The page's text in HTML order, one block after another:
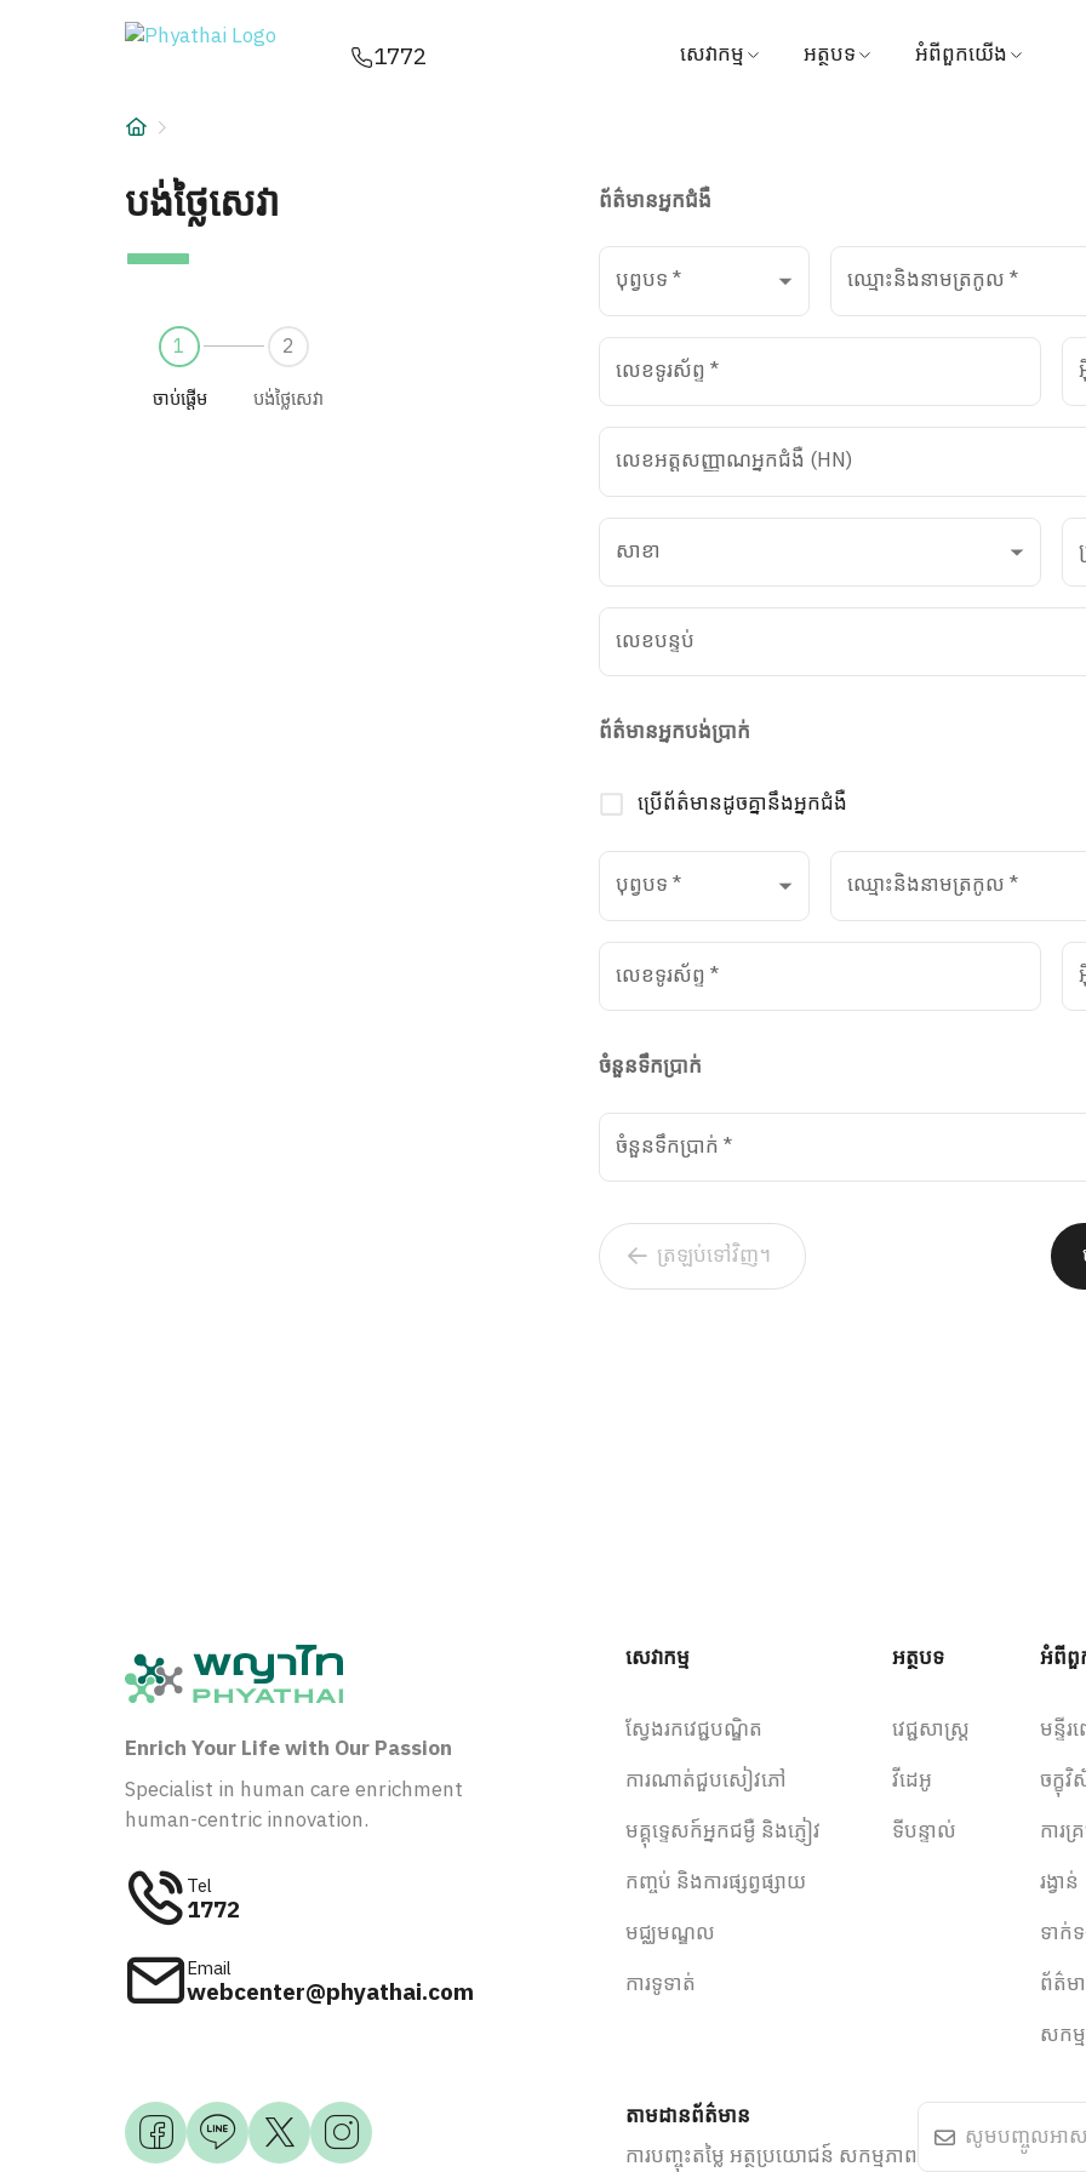
1772
សេវាកម្ម
ការណាត់ជួបសៀវភៅ
មគ្គុទ្ទេសក៍អ្នកជម្ងឺ និងភ្ញៀវ
កញ្ចប់ និងការផ្សព្វផ្សាយ
មជ្ឈមណ្ឌល
ការទូទាត់
អត្ថបទ
ទីបន្ទាល់
អំពីពួកយើង
ការគ្រប់គ្រង
រង្វាន់
ព័ត៌មាន
សកម្មភាព
ไทย English
អំពីពួកយើងបង់ថ្លៃសេវា
1
ចាប់ផ្តើម
2
បង់ថ្លៃសេវា
ព័ត៌មានអ្នកជំងឺ
បុព្វបទ* ឈ្មោះនិងនាមត្រកូល*
លេខទូរស័ព្ទ *
លេខអត្តសញ្ញាណអ្នកជំងឺ (HN)
សាខា
លេខបន្ទប់
ព័ត៌មានអ្នកបង់ប្រាក់
ប្រើព័ត៌មានដូចគ្នានឹងអ្នកជំងឺ
បុព្វបទ* ឈ្មោះនិងនាមត្រកូល*
លេខទូរស័ព្ទ *
ចំនួនទឹកប្រាក់
ចំនួនទឹកប្រាក់ *
ត្រឡប់ទៅវិញ។
Enrich Your Life with Our Passion
Specialist in human care enrichment
human-centric innovation.
Tel
1772
Email
webcenter@phyathai.com
សេវាកម្ម
ស្វែងរកវេជ្ជបណ្ឌិត
ការណាត់ជួបសៀវភៅ
មគ្គុទ្ទេសក៍អ្នកជម្ងឺ និងភ្ញៀវ
កញ្ចប់ និងការផ្សព្វផ្សាយ
មជ្ឈមណ្ឌល
ការទូទាត់
អត្ថបទ
វេជ្ជសាស្ត្រ
វីដេអូ
ទីបន្ទាល់
អំពីពួ
មន្ទីរ
ចក្ខុ
ការ
រង្វាន់
ទាក់
ព័ត៌ម
សកម្
តាមដានព័ត៌មាន
ការបញ្ចុះតម្លៃ អត្ថប្រយោជន៍ សកម្មភាព
បង់ថ្លៃសេវា | Phyathai Hospital